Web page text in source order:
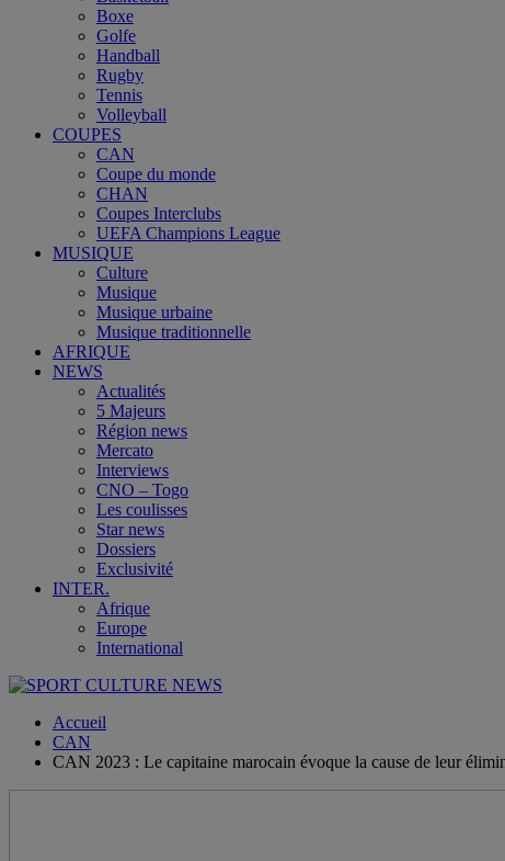
Boxe
Golfe
Handball
Rugby
Tennis
Volleyball
COUPES
CAN
Coupe du monde
CHAN
Coupes Interclubs
UEFA Champions League
MUSIQUE
Culture
Musique
Musique urbaine
Musique traditionnelle
AFRIQUE
NEWS
Actualités
5 Majeurs
Région news
Mercato
Interviews
CNO – Togo
Les coulisses
Star news
Dossiers
Exclusivité
INTER.
Afrique
Europe
International
Accueil
CAN
CAN 2023 : Le capitaine marocain évoque la cause de leur